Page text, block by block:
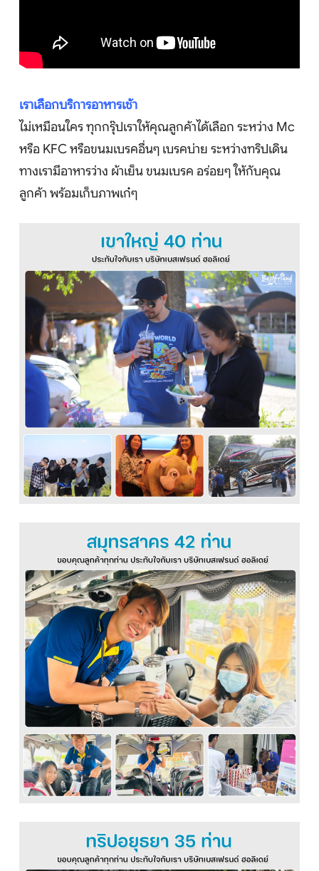
เราเลือกบริการอาหารเช้า
ไม่เหมือนใคร ทุกกรุ๊ปเราให้คุณลูกค้าได้เลือก ระหว่าง Mc
หรือ KFC หรือขนมเบรคอื่นๆ เบรคบ่าย ระหว่างทริปเดิน
ทางเรามีอาหารว่าง ผ้าเย็น ขนมเบรค อร่อยๆ ให้กับคุณ
ลูกค้า พร้อมเก็บภาพเก๋ๆ